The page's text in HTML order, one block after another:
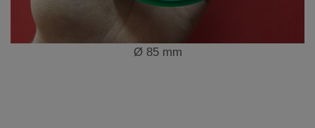
Ø 85 mm